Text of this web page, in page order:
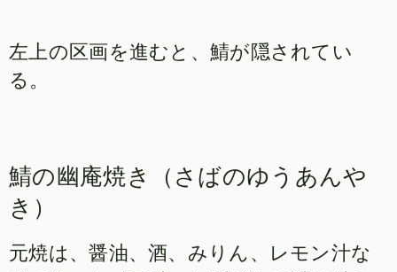
左上の区画を進むと、鯖が隠されてい
る。
鯖の幽庵焼き（さばのゆうあんや
き）
元焼は、醤油、酒、みりん、レモン汁な